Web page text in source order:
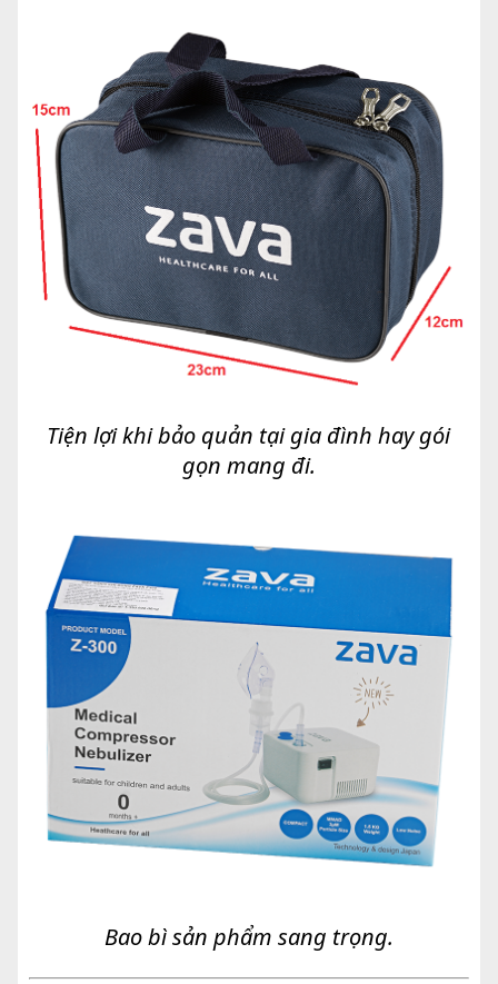
Tiện lợi khi bảo quản tại gia đình hay gói
gọn mang đi.
Bao bì sản phẩm sang trọng.